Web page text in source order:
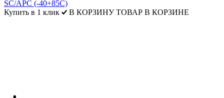
SC/APC (-40+85С)
Купить в 1 клик
В КОРЗИНУ ТОВАР В КОРЗИНЕ